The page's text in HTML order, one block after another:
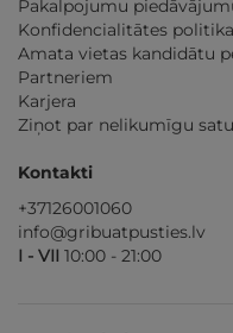
Pakalpojumu
Konfidencialitātes politika
Amata vietas kandidātu
Partneriem
Karjera
Ziņot par nelikumīgu
Kontakti
+37126001060
info@gribuatpusties.lv
I - VII 10:00 - 21:00